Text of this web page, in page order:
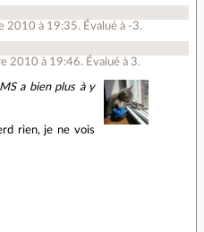
2010 à 19:35. Évalué à -3.
2010 à 19:46. Évalué à 3.
a bien plus à y
rien, je ne vois